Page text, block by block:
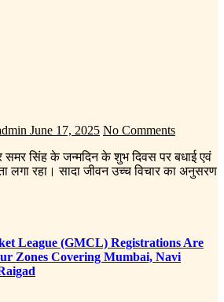
June 17, 2025 No Comments
लगा रहा। सादा जीवन उच्च विचार का अनुसरण
League (GMCL) Registrations Are
Zones Covering Mumbai, Navi